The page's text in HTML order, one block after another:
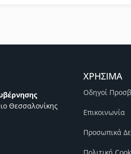
Θεσσαλονίκης
ΧΡΗΣΙΜΑ
Οδηγοί
Επικοινωνία
Προσωπικά